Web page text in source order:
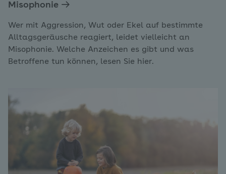
Misophonie
Wer mit Aggression, Wut oder Ekel auf bestimmte
Alltagsgeräusche reagiert, leidet vielleicht an
Misophonie. Welche Anzeichen es gibt und was
Betroffene tun können, lesen Sie hier.